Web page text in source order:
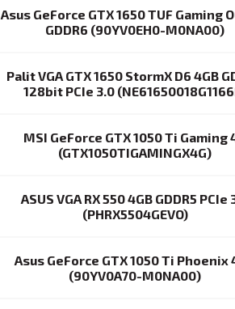
Asus GeForce GTX 1650 TUF Gaming
GDDR6 (90YV0EH0-M0NA00)
Palit VGA GTX 1650 StormX D6 4GB
128bit PCIe 3.0
MSI GeForce GTX 1050 Ti Gaming
(GTX1050TIGAMINGX4G)
ASUS VGA RX 550 4GB GDDR5 PCIe
(PHRX5504GEVO)
Asus GeForce GTX 1050 Ti Phoenix
(90YV0A70-M0NA00)